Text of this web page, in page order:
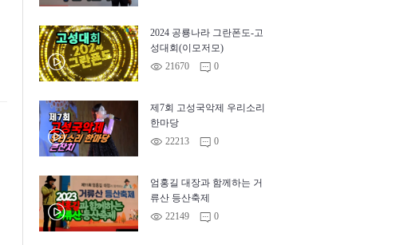
™
2024 공룡나라 그란폰도-고
성대회(이모저모)
© 21670 m 0
™
제7회 고성국악제 우리소리
한마당
© 22213 m 0
™
엄홍길 대장과 함께하는 거
류산 등산축제
© 22149 m 0